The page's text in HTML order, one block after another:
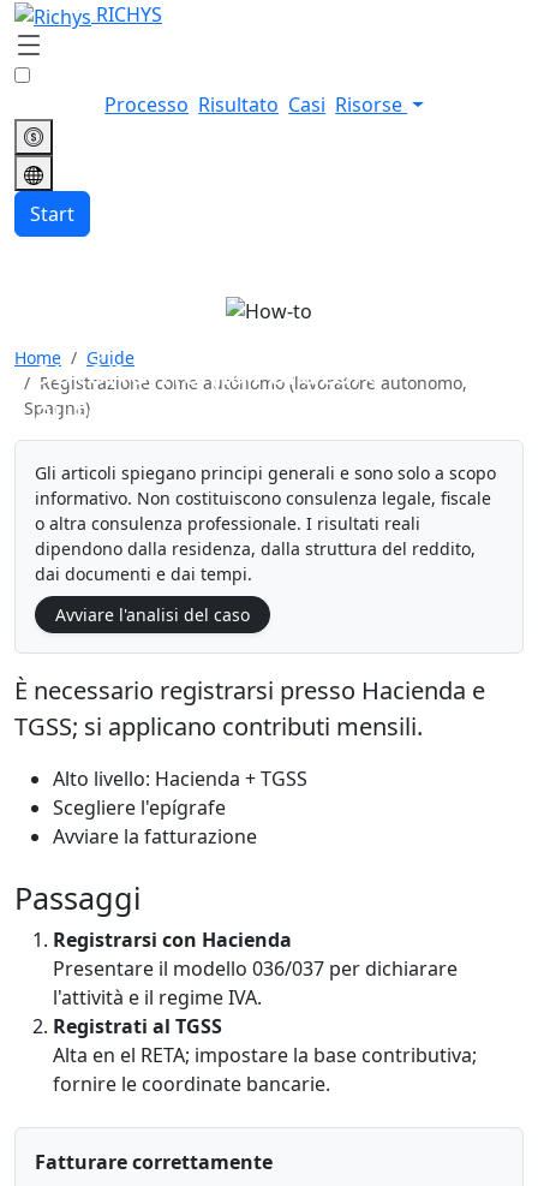
RICHYS
Processo Risultato Casi Risorse
Start
Registrazione come
autónomo (lavoratore
autonomo, Spagna)
Home
Guide
Registrazione come autónomo (lavoratore autonomo,
Spagna)
Gli articoli spiegano principi generali e sono solo a scopo
informativo. Non costituiscono consulenza legale, fiscale
o altra consulenza professionale. I risultati reali
dipendono dalla residenza, dalla struttura del reddito,
dai documenti e dai tempi.
Avviare l'analisi del caso
È necessario registrarsi presso Hacienda e
TGSS; si applicano contributi mensili.
Alto livello: Hacienda + TGSS
Scegliere l'epígrafe
Avviare la fatturazione
Passaggi
Registrarsi con Hacienda
Presentare il modello 036/037 per dichiarare
l'attività e il regime IVA.
Registrati al TGSS
Alta en el RETA; impostare la base contributiva;
fornire le coordinate bancarie.
Fatturare correttamente